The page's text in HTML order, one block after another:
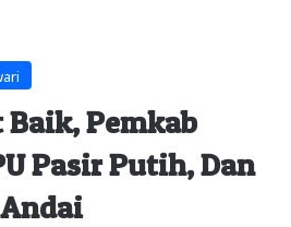
Pemkab
Pasir Putih, Dan